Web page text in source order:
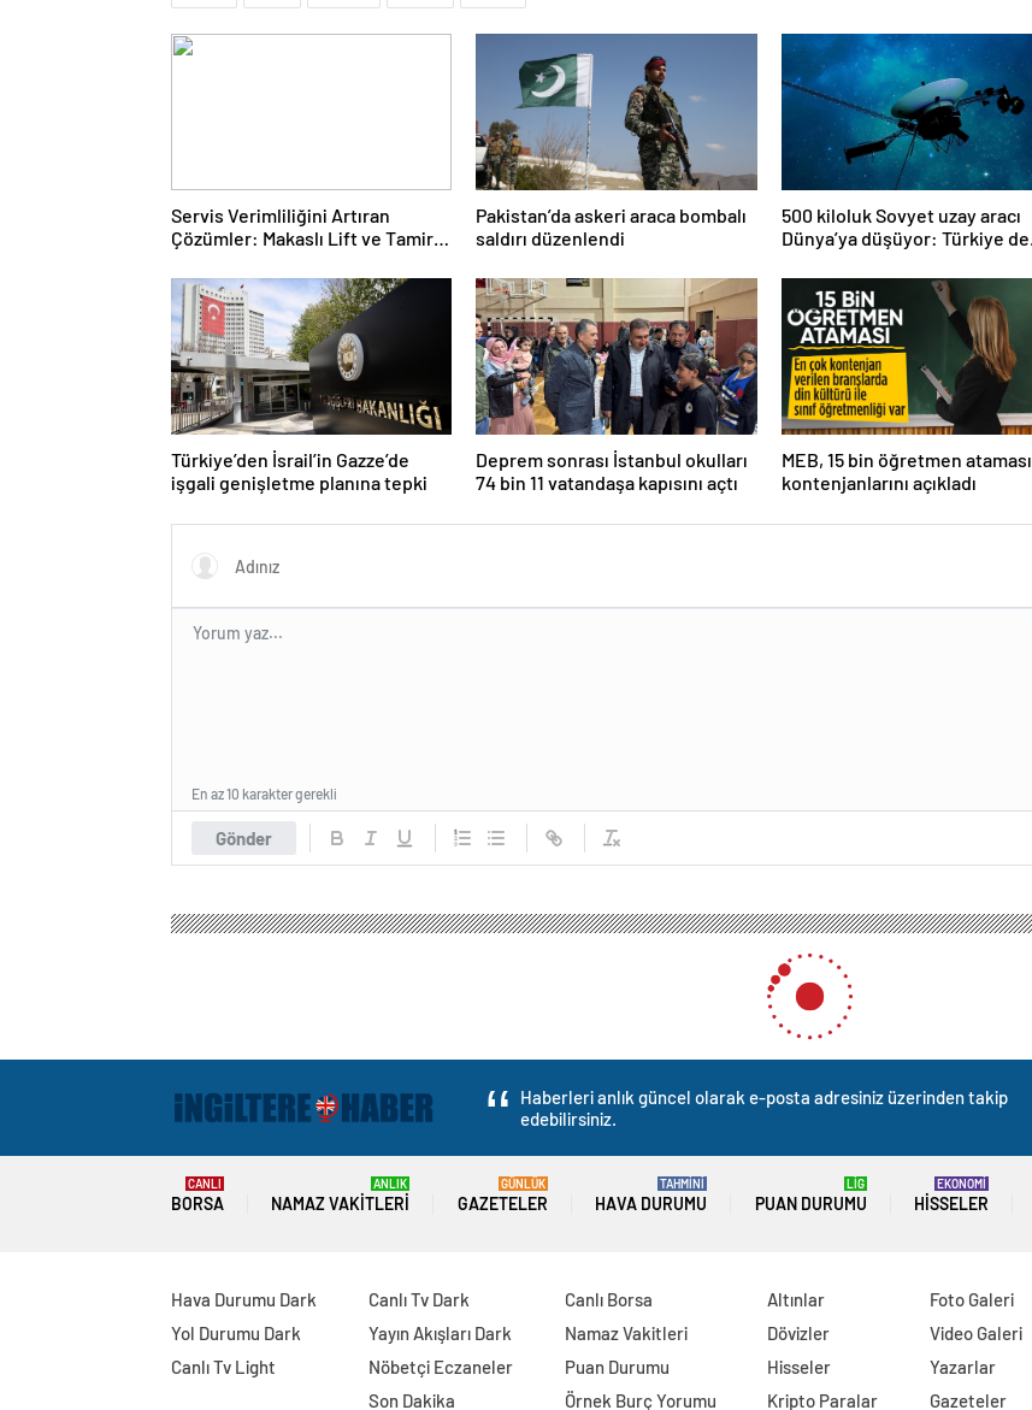
Servis Verimliliğini Artıran
Çözümler: Makaslı Lift ve Tamirci
Pakistan’da askeri araca bombalı
saldırı düzenlendi
500 kiloluk Sovyet uzay aracı
Dünya’ya düşüyor: Türkiye de
Türkiye’den İsrail’in Gazze’de
işgali genişletme planına tepki
Deprem sonrası İstanbul okulları
74 bin 11 vatandaşa kapısını açtı
MEB, 15 bin öğretmen ataması
kontenjanlarını açıkladı
Gönder
En az 10 karakter gerekli
Haberleri anlık güncel olarak e-posta adresiniz üzerinden takip
edebilirsiniz.
BORSA
CANLI
NAMAZ VAKITLERI
ANLIK
GAZETELER
GÜNLÜK
HAVA DURUMU
TAHMİNİ
PUAN DURUMU
LİG
HISSELER
EKONOMİ
Hava Durumu Dark
Yol Durumu Dark
Canlı Tv Light
Canlı Tv Dark
Yayın Akışları Dark
Nöbetçi Eczaneler
Son Dakika
Canlı Borsa
Namaz Vakitleri
Puan Durumu
Örnek Burç Yorumu
Altınlar
Dövizler
Hisseler
Kripto Paralar
Foto Galeri
Video Galeri
Yazarlar
Gazeteler